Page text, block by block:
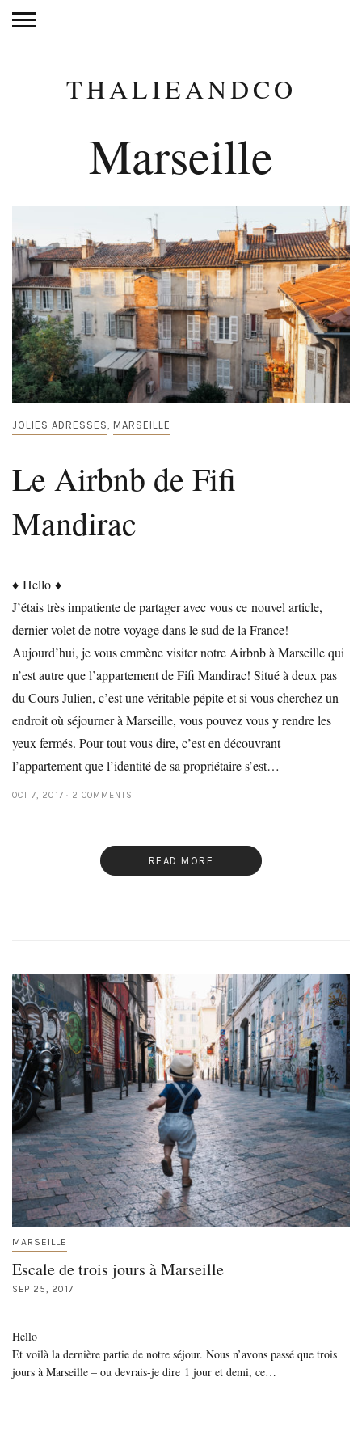
THALIEANDCO
Marseille
JOLIES ADRESSES, MARSEILLE
Le Airbnb de Fifi
Mandirac
♦ Hello ♦
J’étais très impatiente de partager avec vous ce nouvel article,
dernier volet de notre voyage dans le sud de la France!
Aujourd’hui, je vous emmène visiter notre Airbnb à Marseille qui
n’est autre que l’appartement de Fifi Mandirac! Situé à deux pas
du Cours Julien, c’est une véritable pépite et si vous cherchez un
endroit où séjourner à Marseille, vous pouvez vous y rendre les
yeux fermés. Pour tout vous dire, c’est en découvrant
l’appartement que l’identité de sa propriétaire s’est…
OCT 7, 2017 2 COMMENTS
READ MORE
MARSEILLE
Escale de trois jours à Marseille
SEP 25, 2017
Hello
Et voilà la dernière partie de notre séjour. Nous n’avons passé que trois
jours à Marseille – ou devrais-je dire 1 jour et demi, ce…